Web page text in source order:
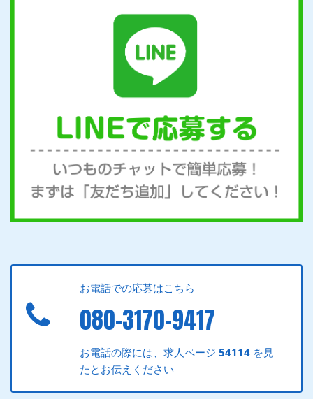
お電話での応募はこちら
080-3170-9417
お電話の際には、求人ページ54114 を見
たとお伝えください